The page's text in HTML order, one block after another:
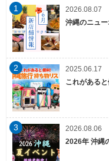
1
2026.08.07
沖縄のニュ
2
2025.06.17
これがある
3
2026.08.06
2026年 沖縄